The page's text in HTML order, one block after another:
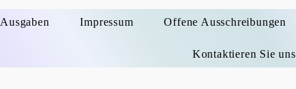
Ausgaben Impressum Offene Ausschreibungen
Kontaktieren Sie uns